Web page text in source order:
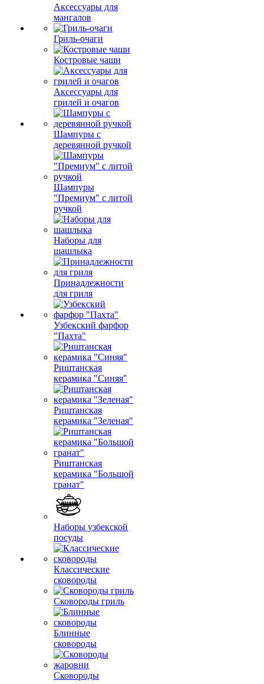
Аксессуары для
мангалов
Гриль-очаги
Костровые чаши
Аксессуары для
грилей и очагов
Шампуры с
деревянной ручкой
Шампуры
"Премиум" с литой
ручкой
Наборы для
шашлыка
Принадлежности
для гриля
Узбекский фарфор
"Пахта"
Риштанская
керамика "Синяя"
Риштанская
керамика "Зеленая"
Риштанская
керамика "Большой
гранат"
Наборы узбекской
посуды
Классические
сковороды
Сковороды гриль
Блинные
сковороды
Сковороды